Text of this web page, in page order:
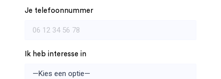
Je telefoonnummer
Ik heb interesse in